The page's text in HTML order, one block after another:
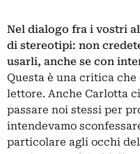
Nel dialogo fra i vostri
di stereotipi: non
usarli, anche se con
Questa è una critica
lettore. Anche Carlotta
passare noi stessi per
intendevamo
particolare agli occhi